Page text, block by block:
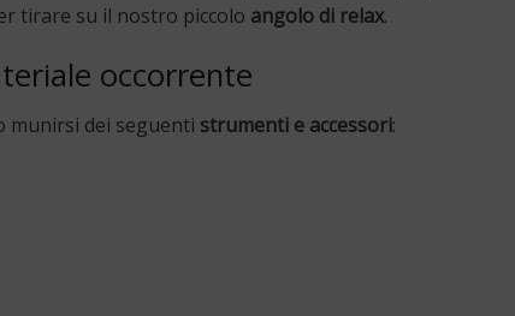
tirare su il nostro piccolo angolo di relax.
occorrente
munirsi dei seguenti strumenti e accessori: